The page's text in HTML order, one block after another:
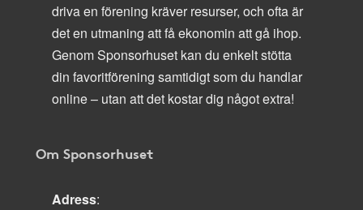
driva en förening kräver resurser, och ofta är
det en utmaning att få ekonomin att gå ihop.
Genom Sponsorhuset kan du enkelt stötta
din favoritförening samtidigt som du handlar
online – utan att det kostar dig något extra!
Om Sponsorhuset
Adress: